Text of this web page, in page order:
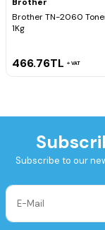
Brother TN-2060
1Kg
466.76TL VAT
Subscribe to our